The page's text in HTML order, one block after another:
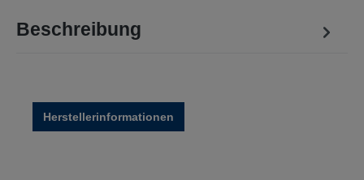
Beschreibung
Herstellerinformationen